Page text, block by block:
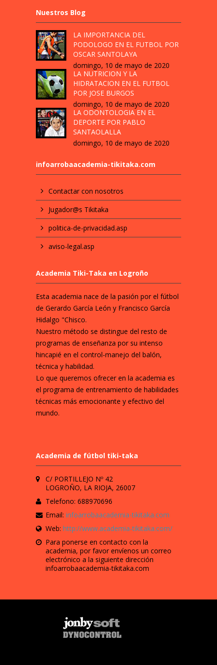
Nuestros Blog
LA IMPORTANCIA DEL
PODOLOGO EN EL FUTBOL POR
OSCAR SANTOLAYA
domingo, 10 de mayo de 2020
LA NUTRICION Y LA
HIDRATACION EN EL FUTBOL
POR JOSE BURGOS
domingo, 10 de mayo de 2020
LA ODONTOLOGIA EN EL
DEPORTE POR PABLO
SANTAOLALLA
domingo, 10 de mayo de 2020
infoarrobaacademia-tikitaka.com
Contactar con nosotros
Jugador@s Tikitaka
politica-de-privacidad.asp
aviso-legal.asp
Academia Tiki-Taka en Logroño
Esta academia nace de la pasión por el fútbol
de Gerardo García León y Francisco García
Hidalgo "Chisco.
Nuestro método se distingue del resto de
programas de enseñanza por su intenso
hincapié en el control-manejo del balón,
técnica y habilidad.
Lo que queremos ofrecer en la academia es
el programa de entrenamiento de habilidades
técnicas más emocionante y efectivo del
mundo.
Academia de fútbol tiki-taka
C/ PORTILLEJO Nº 42
LOGROÑO, LA RIOJA, 26007
Telefono: 688970696
Email: infoarrobaacademia-tikitaka.com
Web: http://www.academia-tikitaka.com/
Para ponerse en contacto con la
academia, por favor envíenos un correo
electrónico a la siguiente dirección
infoarrobaacademia-tikitaka.com